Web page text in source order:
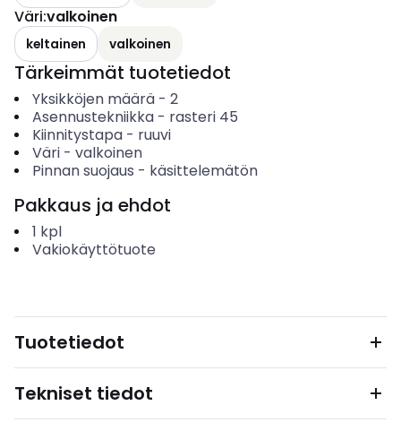
Väri:valkoinen
keltainen valkoinen
Tärkeimmät tuotetiedot
Yksikköjen määrä- 2
Asennustekniikka- rasteri 45
Kiinnitystapa- ruuvi
Väri- valkoinen
Pinnan suojaus - käsittelemätön
Pakkaus ja ehdot
1 kpl
Vakiokäyttötuote
Tuotetiedot
Tekniset tiedot